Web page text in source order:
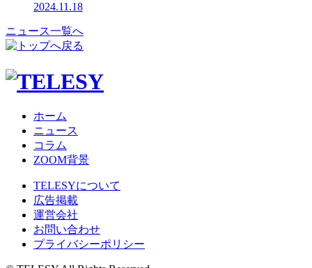
2024.11.18
ニュース一覧へ
ホーム
ニュース
コラム
ZOOM背景
TELESYについて
広告掲載
運営会社
お問い合わせ
プライバシーポリシー